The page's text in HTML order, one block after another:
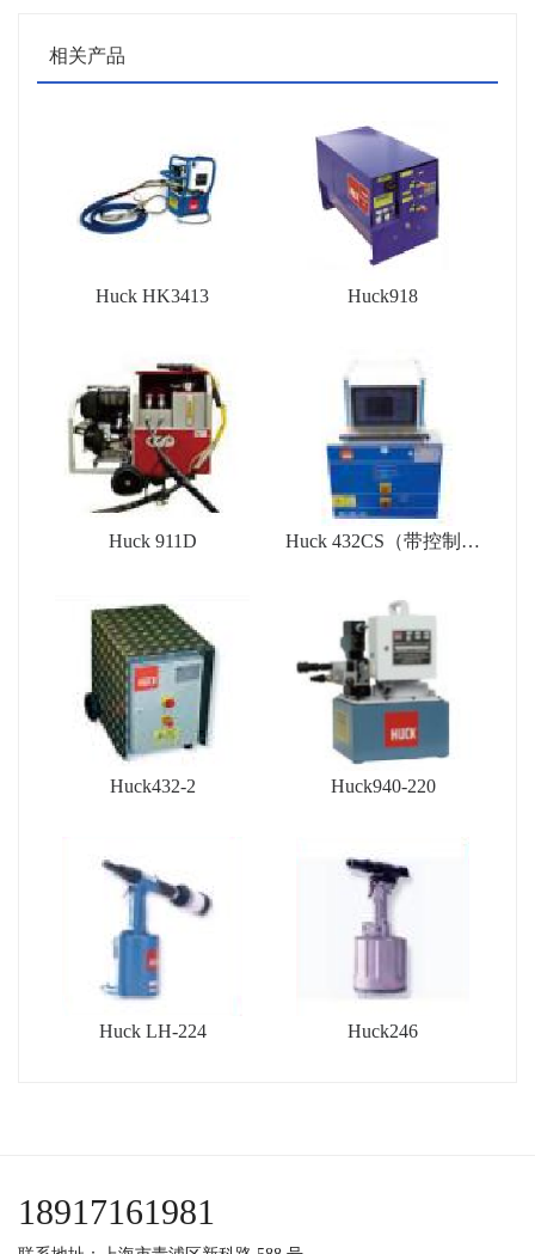
相关产品
Huck HK3413 Huck918
Huck 911D
Huck 432CS（带控制系
Huck432-2 Huck940-220
Huck LH-224 Huck246
18917161981